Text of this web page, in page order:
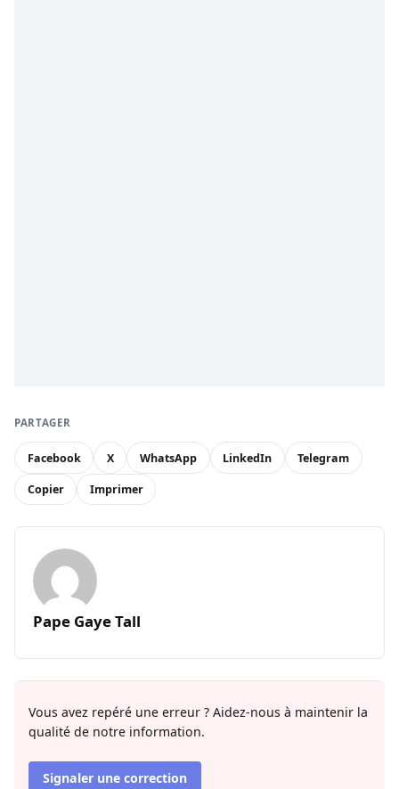
PARTAGER
Facebook X WhatsApp LinkedIn Telegram
Copier Imprimer
Pape Gaye Tall
Vous avez repéré une erreur ? Aidez-nous à maintenir la
qualité de notre information.
Signaler une correction